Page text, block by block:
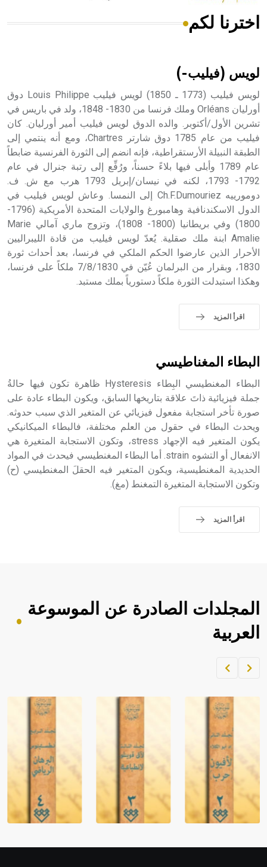
هل تعلم أن الأبسيد كلمة فرنسية اللفظ تم اعتمادها مصطلحاً
- هل تعلم أن أبجر Abgar اسم معروف جيداً يعود إلى عدد من
الملوك الذين حكموا مدينة إديسا (الرها) من أبجر الأول وحتى
التاسع، وهم ينتسبون إلى أسرة أوسروين
- هل تعلم أن الأبجدية الكنعانية تتألف من /22/ علامة كتابية
sign تكتب منفصلة غير متصلة، وتعتمد المبدأ الأكوروفوني،
حيث تقتصر القيمة الصوتية للعلامة الك
اخترنا لكم
لويس (فيليب-)
لويس فيليب (1773 ـ 1850) لويس فيليب Louis Philippe دوق
أورليان Orléans وملك فرنسا من 1830- 1848، ولد في باريس في
تشرين الأول/أكتوبر. والده الدوق لويس فيليب أمير أورليان. كان
فيليب من عام 1785 دوق شارتر Chartres، ومع أنه ينتمي إلى
الطبقة النبيلة الأرستقراطية، فإنه انضم إلى الثورة الفرنسية ضابطاً
عام 1789 وأبلى فيها بلاءً حسناً، ورُفِّع إلى رتبة جنرال في عام
1792- 1793، لكنه في نيسان/إبريل 1793 هرب مع ش. ف.
دومورييه Ch.F.Dumouriez إلى النمسا. وعاش لويس فيليب في
الدول الاسكندنافية وهامبورغ والولايات المتحدة الأمريكية (1796-
1800) وفي بريطانيا (1800- 1808)، وتزوج ماري آمالي Marie
Amalie ابنة ملك صقلية. يُعدّ لويس فيليب من قادة الليبراليين
الأحرار الذين عارضوا الحكم الملكي في فرنسا، بعد أحداث ثورة
1830، وبقرار من البرلمان عُيّن في 7/8/1830 ملكاً على فرنسا،
وهكذا استبدلت الثورة ملكاً دستورياً بملك مستبد.
اقرأ المزيد
البطاء المغناطيسي
البطاء المغنطيسي البِطاء Hysteresis ظاهرة تكون فيها حالةُ
جملة فيزيائية ذاتَ علاقة بتاريخها السابق، ويكون البطاء عادة على
صورة تأخر استجابة مفعول فيزيائي عن المتغير الذي سبب حدوثه.
ويحدث البطاء في حقول من العلم مختلفة، فالبطاء الميكانيكي
يكون المتغير فيه الإجهاد stress، وتكون الاستجابة المتغيرة هي
الانفعال أو التشوه strain. أما البطاء المغنطيسي فيحدث في المواد
الحديدية المغنطيسية، ويكون المتغير فيه الحقلَ المغنطيسي (ح)
وتكون الاستجابة المتغيرة التمغنط (مغ).
اقرأ المزيد
المجلدات الصادرة عن الموسوعة
العربية